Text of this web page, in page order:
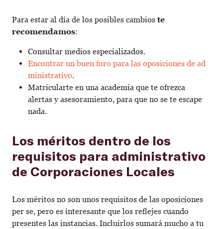
Para estar al día de los posibles cambios te
recomendamos:
Consultar medios especializados.
Encontrar un buen foro para las oposiciones de ad
ministrativo.
Matricularte en una academia que te ofrezca
alertas y asesoramiento, para que no se te escape
nada.
Los méritos dentro de los
requisitos para administrativo
de Corporaciones Locales
Los méritos no son unos requisitos de las oposiciones
per se, pero es interesante que los reflejes cuando
presentes las instancias. Incluirlos sumará mucho a tu